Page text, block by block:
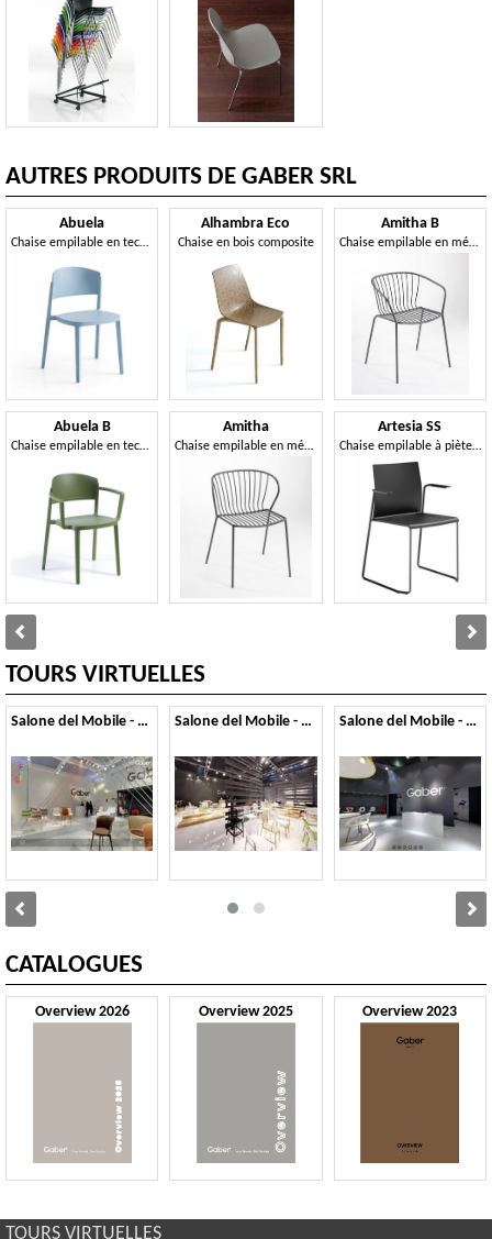
AUTRES PRODUITS DE GABER SRL
Abuela
Chaise empilable en technopolymère
Abuela B
Chaise empilable en technopolymère avec accoudoirs
Alhambra Eco
Chaise en bois composite
Amitha
Chaise empilable en métal
Amitha B
Chaise empilable en métal avec accoudoirs
Artesia SS
Chaise empilable à piètement luge avec accoudoirs en technopolymère
TOURS VIRTUELLES
Salone del Mobile - 2014 Salone del Mobile - 2013 Salone del Mobile - 2012
CATALOGUES
Overview 2026 Overview 2025 Overview 2023
TOURS VIRTUELLES